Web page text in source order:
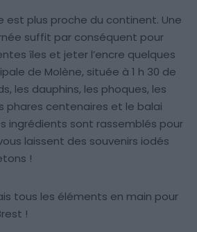
est plus proche du continent. Une
suffit par conséquent pour
îles et jeter l’encre quelques
de Molène, située à 1 h 30 de
les dauphins, les phoques, les
phares centenaires et le balai
ingrédients sont rassemblés pour
laissent des souvenirs iodés
!
tous les éléments en main pour
!